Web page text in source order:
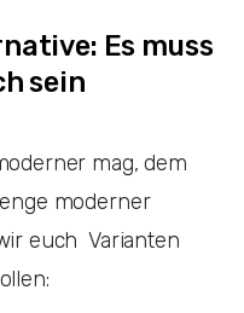
Es muss
sein
mag, dem
moderner
euch Varianten